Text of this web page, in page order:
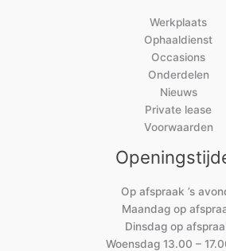
Werkplaats
Ophaaldienst
Occasions
Onderdelen
Nieuws
Private lease
Voorwaarden
Op afspraak ’s
Maandag op
Dinsdag op
Woensdag 13.00 –